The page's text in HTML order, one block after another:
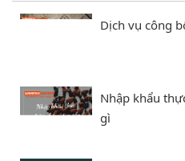
Dịch vụ công
Nhập khẩu
gì